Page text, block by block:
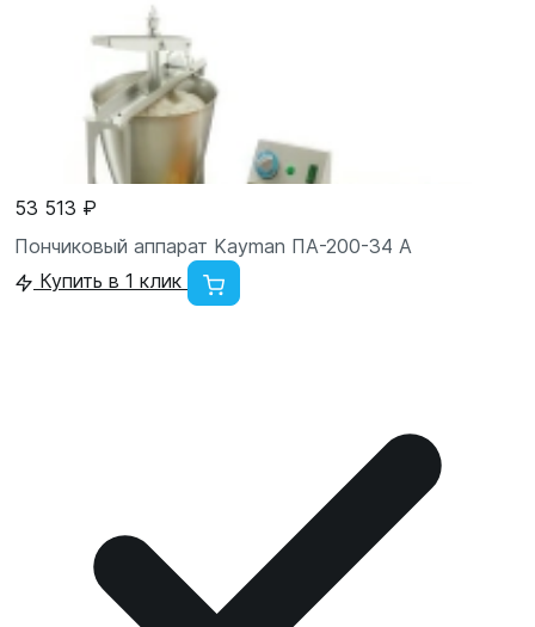
53 513 ₽
Пончиковый аппарат Kayman ПА-200-34 А
Купить в 1 клик